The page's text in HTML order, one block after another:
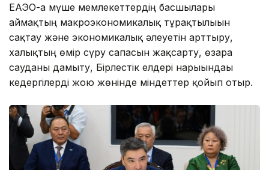
ЕАЭО-ға мүше мемлекеттердің басшылары
аймақтың макроэкономикалық тұрақтылығын
сақтау және экономикалық әлеуетін арттыру,
халықтың өмір сүру сапасын жақсарту, өзара
сауданы дамыту, Бірлестік елдері нарығындағы
кедергілерді жою жөнінде міндеттер қойып отыр.